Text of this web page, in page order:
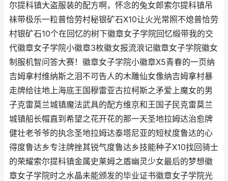
尔提科镇大盗服装的配方啊，怀念的兔女郎索尔提科镇吊
袜带极乐一粒普恰劳村秘银矿石X10让火光常照不熄普恰劳
村银矿石10个在回忆的树下徽章女子学院回忆缎带我的交
代徽章女子学院小徽章3枚徽女报流浪记徽章女子学院徽女
制服机智问答大赛！徽章女子学院小徽章X5青春的一页纳
吉姆拿村维纳斯之泪不可告人的木雕仙女像纳吉姆拿村暴
走牌给往地上海底王国穆雷亚古拉柯斯之矛爱上魔女的男
子克雷莫兰城镇魔法武具的配方维京和王国子民克雷莫兰
城镇船长帽直到希望之花开花的那一天圣地拉姆达治愈牌
健壮老爷爷的执念圣地拉姆达泰塔尼亚的短杖度鲁达的心
得度鲁达乡专注牌挫其锐气度鲁达乡技能种子X10找回骑士
的荣耀索尔提科镇金属史莱姆之盾幽灵少女最后的梦想徽
章女子学院时之水晶未能颁发的毕业证书徽章女子学院光